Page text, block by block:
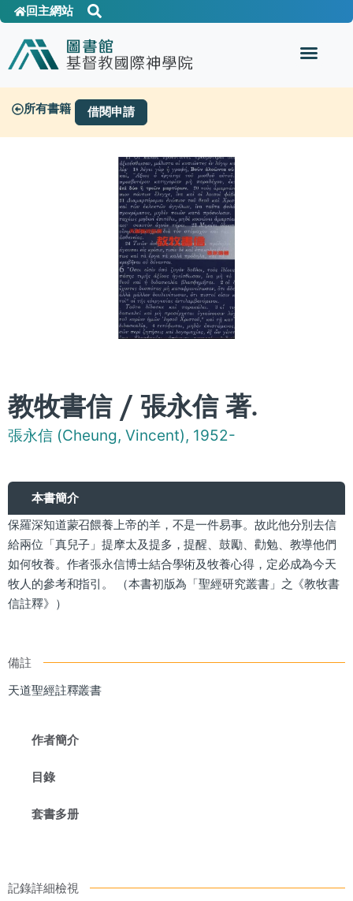
回主網站
所有書籍 借閱申請
教牧書信 / 張永信 著.
張永信 (Cheung, Vincent), 1952-
本書簡介
作者簡介
目錄
套書多册
保羅深知道蒙召餵養上帝的羊，不是一件易事。故此他分別去信
給兩位「真兒子」提摩太及提多，提醒、鼓勵、勸勉、教導他們
如何牧養。作者張永信博士結合學術及牧養心得，定必成為今天
牧人的參考和指引。 （本書初版為「聖經研究叢書」之《教牧書
信註釋》）
備註
天道聖經註釋叢書
記錄詳細檢視